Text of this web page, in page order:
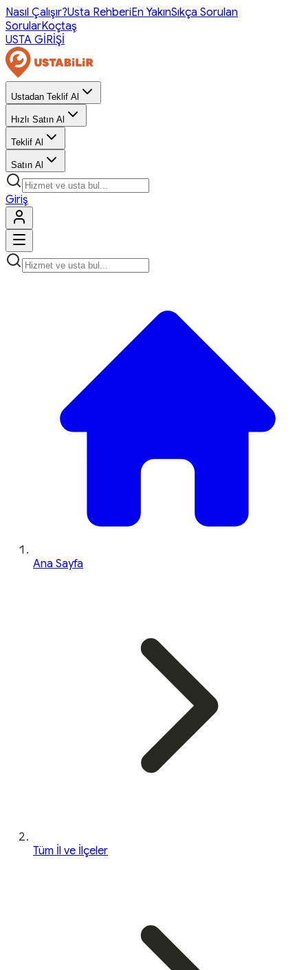
Nasıl Çalışır?Usta RehberiEn YakınSıkça Sorulan
SorularKoçtaş
USTA GİRİŞİ
Ustadan Teklif Al
Hızlı Satın Al
Teklif Al
Satın Al
Giriş
Ana Sayfa
Tüm İl ve İlçeler